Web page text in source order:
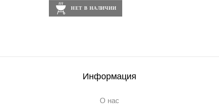
НЕТ В НАЛИЧИИ
Информация
О нас